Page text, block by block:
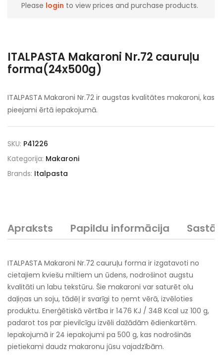
Please login to view prices and purchase products.
ITALPASTA Makaroni Nr.72 cauruļu
forma(24x500g)
ITALPASTA Makaroni Nr.72 ir augstas kvalitātes makaroni, kas
pieejami ērtā iepakojumā.
SKU: P41226
Kategorija: Makaroni
Brands: Italpasta
Apraksts Papildu informācija
ITALPASTA Makaroni Nr.72 cauruļu forma ir izgatavoti no
cietajiem kviešu miltiem un ūdens, nodrošinot augstu
kvalitāti un labu tekstūru. Šie makaroni var saturēt olu
daļiņas un soju, tādēļ ir svarīgi to ņemt vērā, izvēloties
produktu. Enerģētiskā vērtība ir 1476 KJ / 348 Kcal uz 100 g,
padarot tos par pievilcīgu izvēli dažādām ēdienkartēm.
Iepakojumā ir 24 iepakojumi pa 500 g, kas nodrošinās
pietiekami daudz makaronu jūsu vajadzībām.